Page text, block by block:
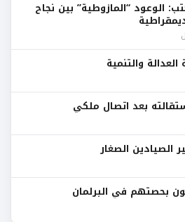
الوعود “المازوطية” بين نجاح
والتنمية
بعد اتصال ملكي
الصيادين الصغار
بحصتهم في البرلمان